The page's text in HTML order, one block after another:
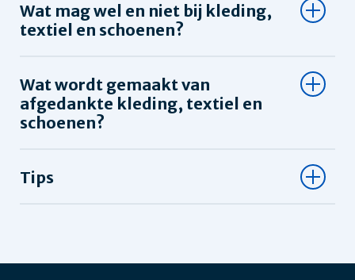
Wat mag wel en niet bij kleding,
textiel en schoenen?
Wat wordt gemaakt van
afgedankte kleding, textiel en
schoenen?
Tips